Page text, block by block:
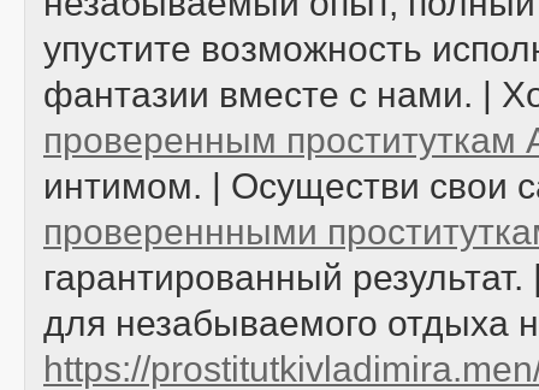
упустите возможность
фантазии вместе с нами. |
проверенным проституткам
интимом. | Осуществи свои
провереннными
гарантированный
для незабываемого отдыха
https://